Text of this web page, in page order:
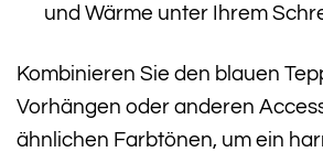
und Wärme unter Ihrem
Kombinieren Sie den blauen
Vorhängen oder anderen
ähnlichen Farbtönen, um ein